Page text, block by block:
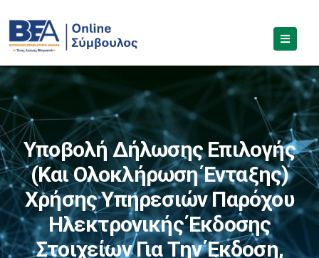
Υποβολή Δήλωσης Επιλογής
(και Ολοκλήρωση Ένταξης)
Χρήσης Υπηρεσιών Παρόχου
Ηλεκτρονικής Έκδοσης
Στοιχείων Για Την Έκδοση,